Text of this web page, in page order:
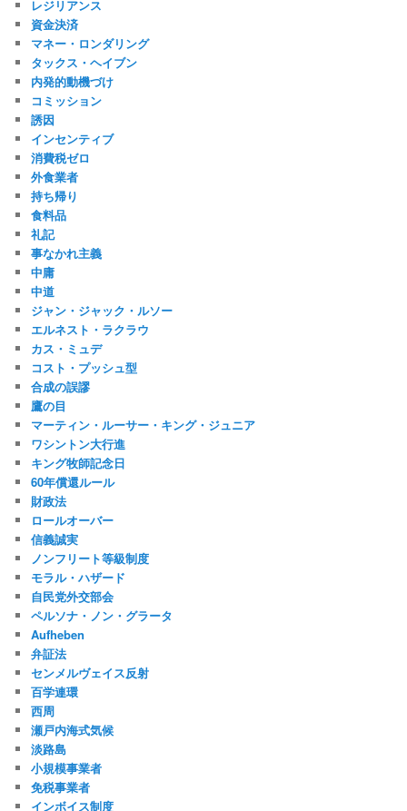
レジリアンス
資金決済
マネー・ロンダリング
タックス・ヘイブン
内発的動機づけ
コミッション
誘因
インセンティブ
消費税ゼロ
外食業者
持ち帰り
食料品
礼記
事なかれ主義
中庸
中道
ジャン・ジャック・ルソー
エルネスト・ラクラウ
カス・ミュデ
コスト・プッシュ型
合成の誤謬
鷹の目
マーティン・ルーサー・キング・ジュニア
ワシントン大行進
キング牧師記念日
60年償還ルール
財政法
ロールオーバー
信義誠実
ノンフリート等級制度
モラル・ハザード
自民党外交部会
ペルソナ・ノン・グラータ
Aufheben
弁証法
センメルヴェイス反射
百学連環
西周
瀬戸内海式気候
淡路島
小規模事業者
免税事業者
インボイス制度